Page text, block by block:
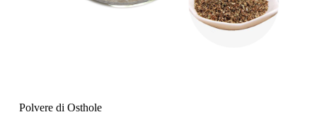
Polvere di Osthole